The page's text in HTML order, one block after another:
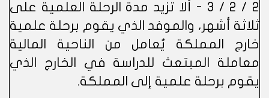
2 / 2 / 3 - ألا تزيد مدة الرحلة العلمية على
ثلاثة أشهر، والموفد الذي يقوم برحلة علمية
خارج المملكة يُعامل من الناحية المالية
معاملة المبتعث للدراسة في الخارج الذي
يقوم برحلة علمية إلى المملكة.